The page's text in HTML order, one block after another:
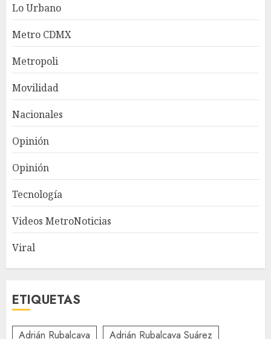
Lo Urbano
Metro CDMX
Metropoli
Movilidad
Nacionales
Opinión
Opinión
Tecnología
Videos MetroNoticias
Viral
ETIQUETAS
Adrián Rubalcava Adrián Rubalcava Suárez